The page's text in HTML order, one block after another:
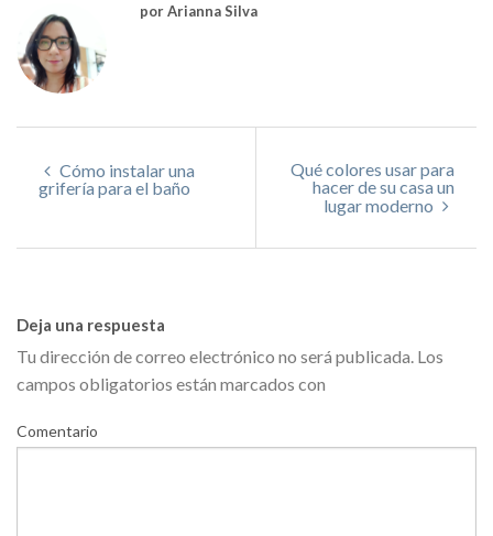
por Arianna Silva
Cómo instalar una
grifería para el baño
Qué colores usar para
hacer de su casa un
lugar moderno
Deja una respuesta
Tu dirección de correo electrónico no será publicada. Los
campos obligatorios están marcados con
Comentario